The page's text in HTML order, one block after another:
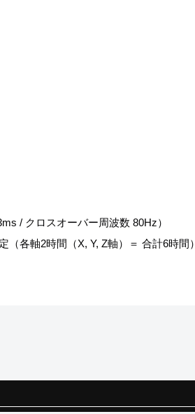
/ クロスオーバー周波数 80Hz）
各軸2時間（X, Y, Z軸）＝ 合計6時間）